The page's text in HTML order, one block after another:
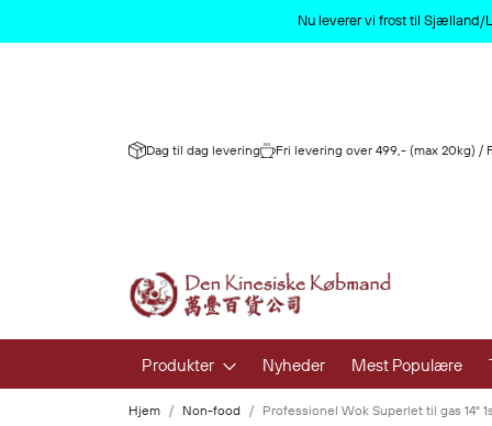
Nu leverer vi frost til Sjælland/
Dag til dag levering Fri levering over 499,- (max 20kg)
Produkter Nyheder Mest Populære
Hjem Non-food Professionel Wok Superlet til gas 14"